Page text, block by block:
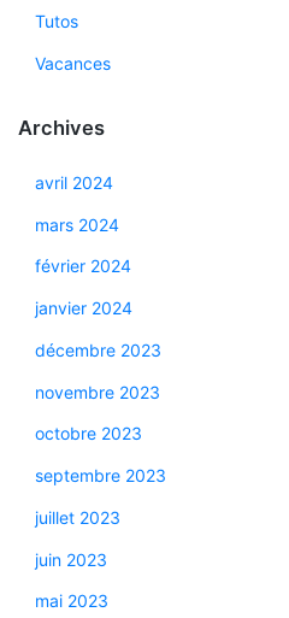
Tutos
Vacances
Archives
avril 2024
mars 2024
février 2024
janvier 2024
décembre 2023
novembre 2023
octobre 2023
septembre 2023
juillet 2023
juin 2023
mai 2023